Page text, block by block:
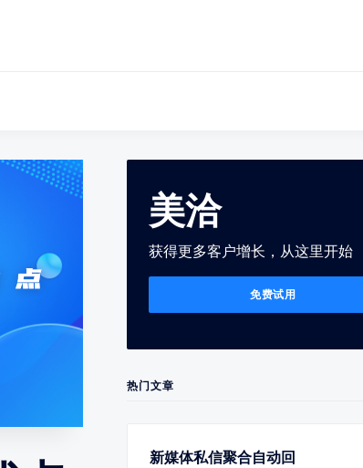
美洽
获得更多客户增长，从这里开始
免费试用
热门文章
新媒体私信聚合自动回